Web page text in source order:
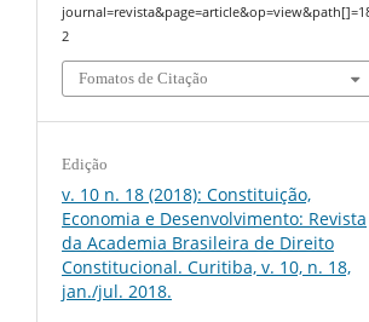
2
Fomatos de Citação
Edição
v. 10 n. 18 (2018): Constituição,
Economia e Desenvolvimento: Revista
da Academia Brasileira de Direito
Constitucional. Curitiba, v. 10, n. 18,
jan./jul. 2018.